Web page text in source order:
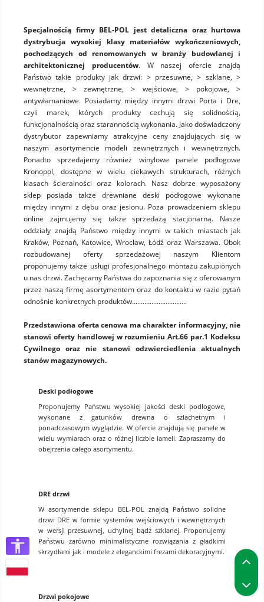
Specjalnością firmy BEL-POL jest detaliczna oraz hurtowa
dystrybucja wysokiej klasy materiałów wykończeniowych,
pochodzących od renomowanych w branży budowlanej i
architektonicznej producentów. W naszej ofercie znajdą
Państwo takie produkty jak drzwi: > przesuwne, > szklane, >
wewnętrzne, > zewnętrzne, > wejściowe, > pokojowe, >
antywłamaniowe. Posiadamy między innymi drzwi Porta i Dre,
czyli marek, których produkty cechują się solidnością,
funkcjonalnością oraz starannością wykonania. Jako doświadczony
dystrybutor zapewniamy atrakcyjne ceny znajdujących się w
naszym asortymencie modeli zewnętrznych i wewnętrznych.
Ponadto sprzedajemy również winylowe panele podłogowe
Kronopol, dostępne w wielu ciekawych strukturach, różnych
klasach ścieralności oraz kolorach. Nasz dobrze wyposażony
sklep posiada także drewniane deski podłogowe wykonane
między innymi z dębu oraz jesionu. Poza prowadzeniem sklepu
online zajmujemy się także sprzedażą stacjonarną. Nasze
oddziały znajdą Państwo między innymi w takich miastach jak
Kraków, Poznań, Katowice, Wrocław, Łódź oraz Warszawa. Obok
rozbudowanej oferty sprzedażowej naszym Klientom
proponujemy także usługi profesjonalnego montażu zakupionych
u nas drzwi. Zachęcamy Państwa do zapoznania się z oferowanym
przez naszą firmę asortymentem oraz do kontaktu w razie pytań
odnośnie konkretnych produktów...............................
Przedstawiona oferta cenowa ma charakter informacyjny, nie
stanowi oferty handlowej w rozumieniu Art.66 par.1 Kodeksu
Cywilnego oraz nie stanowi odzwierciedlenia aktualnych
stanów magazynowych.
Deski podłogowe
Proponujemy Państwu wysokiej jakości deski podłogowe,
wykonane z gatunków drewna o szlachetnym i
ponadczasowym wyglądzie. W ofercie znajdują się panele w
wielu wymiarach oraz o różnej liczbie lameli. Zapraszamy do
obejrzenia całego asortymentu.
DRE drzwi
W asortymencie sklepu BEL-POL znajdą Państwo solidne
drzwi DRE w formie systemów wejściowych i wewnętrznych
w wersji przesuwnej, uchylnej bądź szklanej. Proponujemy
Państwu zarówno minimalistyczne rozwiązania z gładkimi
skrzydłami jak i modele z eleganckimi frezami dekoracyjnymi.
Drzwi pokojowe